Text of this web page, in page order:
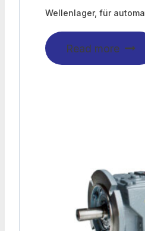
Wellenlager, für
Read more